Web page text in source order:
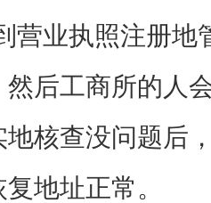
营业执照注册地
后工商所的人
核查没问题后
地址正常。